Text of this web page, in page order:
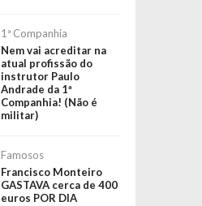
1ª Companhia
Nem vai acreditar na
atual profissão do
instrutor Paulo
Andrade da 1ª
Companhia! (Não é
militar)
Famosos
Francisco Monteiro
GASTAVA cerca de 400
euros POR DIA